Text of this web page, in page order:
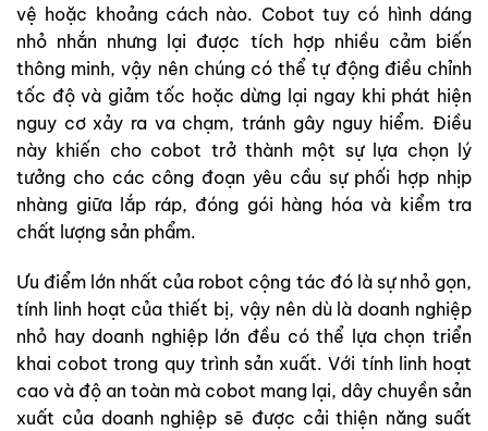
vệ hoặc khoảng cách nào. Cobot tuy có hình dáng
nhỏ nhắn nhưng lại được tích hợp nhiều cảm biến
thông minh, vậy nên chúng có thể tự động điều chỉnh
tốc độ và giảm tốc hoặc dừng lại ngay khi phát hiện
nguy cơ xảy ra va chạm, tránh gây nguy hiểm. Điều
này khiến cho cobot trở thành một sự lựa chọn lý
tưởng cho các công đoạn yêu cầu sự phối hợp nhịp
nhàng giữa lắp ráp, đóng gói hàng hóa và kiểm tra
chất lượng sản phẩm.
Ưu điểm lớn nhất của robot cộng tác đó là sự nhỏ gọn,
tính linh hoạt của thiết bị, vậy nên dù là doanh nghiệp
nhỏ hay doanh nghiệp lớn đều có thể lựa chọn triển
khai cobot trong quy trình sản xuất. Với tính linh hoạt
cao và độ an toàn mà cobot mang lại, dây chuyền sản
xuất của doanh nghiệp sẽ được cải thiện năng suất